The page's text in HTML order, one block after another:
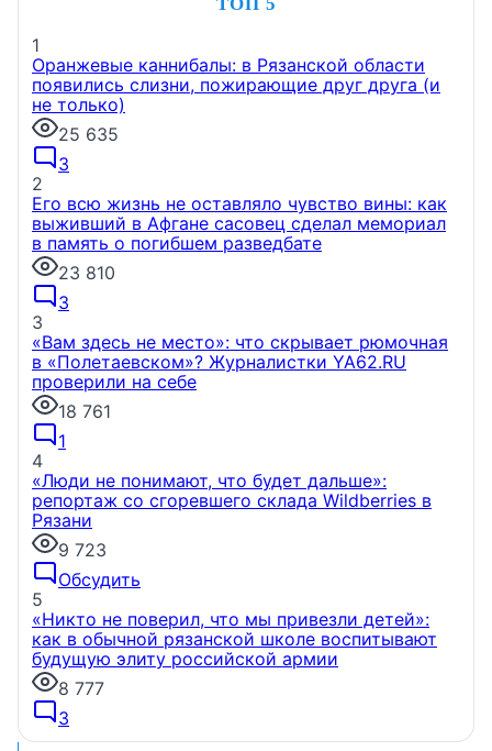
1
Оранжевые каннибалы: в Рязанской области
появились слизни, пожирающие друг друга (и
не только)
25 635
3
2
Его всю жизнь не оставляло чувство вины: как
выживший в Афгане сасовец сделал мемориал
в память о погибшем разведбате
23 810
3
3
«Вам здесь не место»: что скрывает рюмочная
в «Полетаевском»? Журналистки YA62.RU
проверили на себе
18 761
1
4
«Люди не понимают, что будет дальше»:
репортаж со сгоревшего склада Wildberries в
Рязани
9 723
Обсудить
5
«Никто не поверил, что мы привезли детей»:
как в обычной рязанской школе воспитывают
будущую элиту российской армии
8 777
3